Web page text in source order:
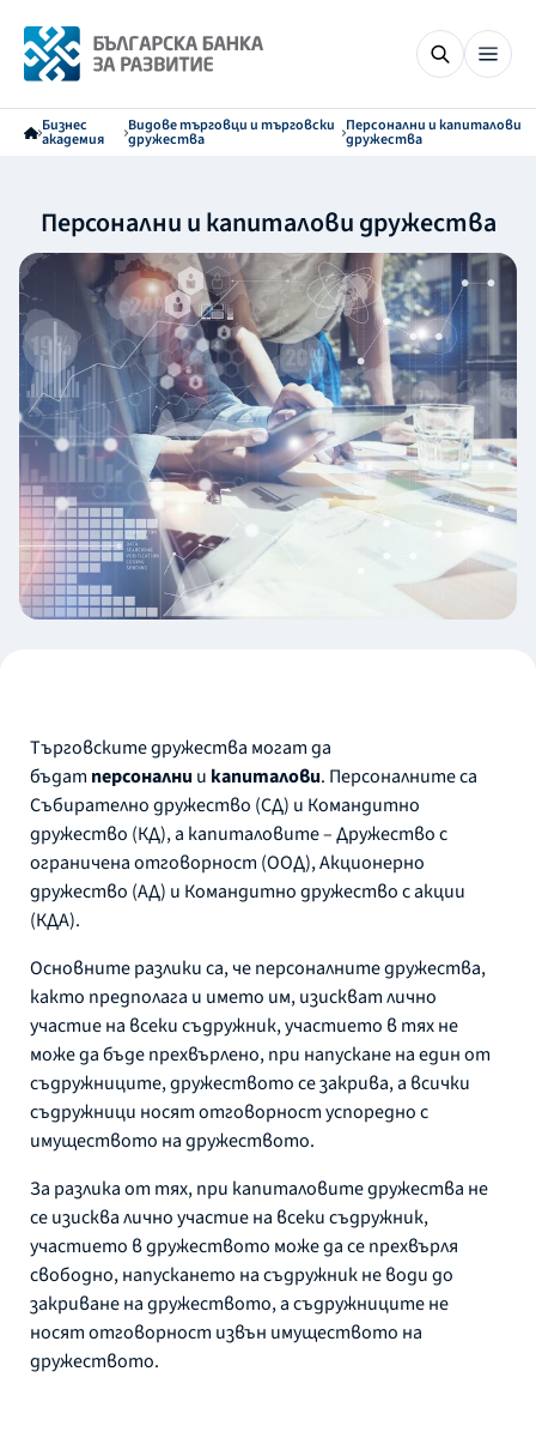
Бизнес
академия
Видове търговци и търговски
дружества
Персонални и капиталови
дружества
Персонални и капиталови дружества
Търговските дружества могат да
бъдат персонални и капиталови. Персоналните са
Събирателно дружество (СД) и Командитно
дружество (КД), а капиталовите – Дружество с
ограничена отговорност (ООД), Акционерно
дружество (АД) и Командитно дружество с акции
(КДА).
Основните разлики са, че персоналните дружества,
както предполага и името им, изискват лично
участие на всеки съдружник, участието в тях не
може да бъде прехвърлено, при напускане на един от
съдружниците, дружеството се закрива, а всички
съдружници носят отговорност успоредно с
имуществото на дружеството.
За разлика от тях, при капиталовите дружества не
се изисква лично участие на всеки съдружник,
участието в дружеството може да се прехвърля
свободно, напускането на съдружник не води до
закриване на дружеството, а съдружниците не
носят отговорност извън имуществото на
дружеството.